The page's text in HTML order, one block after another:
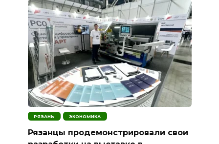
РЯЗАНЬ ЭКОНОМИКА
Рязанцы продемонстрировали свои